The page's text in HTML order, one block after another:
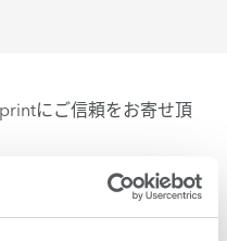
にご信頼をお寄せ頂